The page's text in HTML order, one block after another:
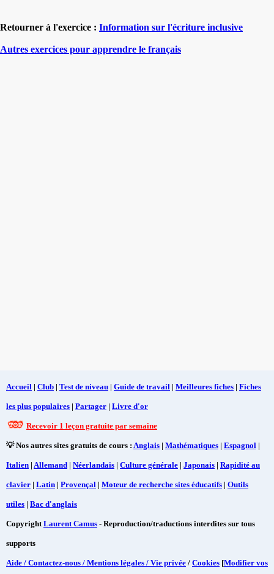
Retourner à l'exercice : Information sur l'écriture inclusive
Autres exercices pour apprendre le français
Accueil | Club | Test de niveau | Guide de travail | Meilleures fiches | Fiches
les plus populaires | Partager | Livre d'or
Recevoir 1 leçon gratuite par semaine
💡 Nos autres sites gratuits de cours : Anglais | Mathématiques | Espagnol |
Italien | Allemand | Néerlandais | Culture générale | Japonais | Rapidité au
clavier | Latin | Provençal | Moteur de recherche sites éducatifs | Outils
utiles | Bac d'anglais
CopyrightLaurent Camus - Reproduction/traductions interdites sur tous
supports
Aide / Contactez-nous / Mentions légales / Vie privée / Cookies [Modifier vos